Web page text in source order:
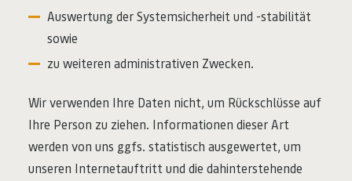
Auswertung der Systemsicherheit und -stabilität
sowie
zu weiteren administrativen Zwecken.
Wir verwenden Ihre Daten nicht, um Rückschlüsse auf
Ihre Person zu ziehen. Informationen dieser Art
werden von uns ggfs. statistisch ausgewertet, um
unseren Internetauftritt und die dahinterstehende